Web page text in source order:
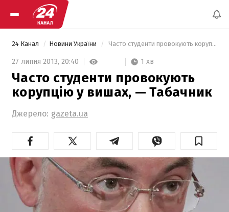
24 Канал Новини України Часто студенти провокують корупцію у вишах, — Табачник
27 липня 2013, 20:40 1 хв
Часто студенти провокують
корупцію у вишах, — Табачник
Джерело: gazeta.ua